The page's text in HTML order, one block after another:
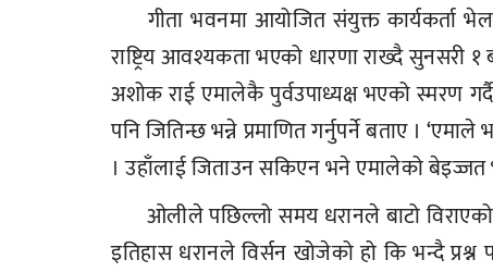
गीता भवनमा आयोजित संयुक्त कार्यकर्ता
राष्ट्रिय आवश्यकता भएको धारणा राख्दै सुनसरी
अशोक राई एमालेकै पुर्वउपाध्यक्ष भएको स्मरण
पनि जितिन्छ भन्ने प्रमाणित गर्नुपर्ने बताए ।
। उहाँलाई जिताउन सकिएन भने एमालेको
ओलीले पछिल्लो समय धरानले बाटो
इतिहास धरानले विर्सन खोजेको हो कि भन्दै प्रश्न